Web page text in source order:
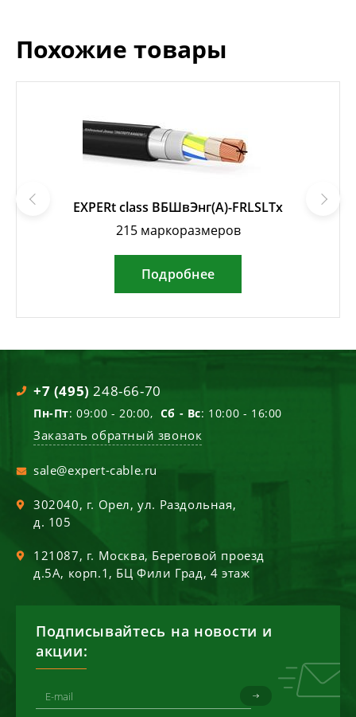
Похожие товары
EXPERt class ВБШвЭнг(А)-FRLSLTx
215 маркоразмеров
Подробнее
+7 (495) 248-66-70
Пн-Пт: 09:00 - 20:00, Сб - Вс: 10:00 - 16:00
Заказать обратный звонок
sale@expert-cable.ru
302040, г. Орел,ул. Раздольная,
д. 105
121087, г. Москва, Береговой проезд
д.5А, корп.1, БЦ Фили Град, 4 этаж
Подписывайтесь на новости и
акции: